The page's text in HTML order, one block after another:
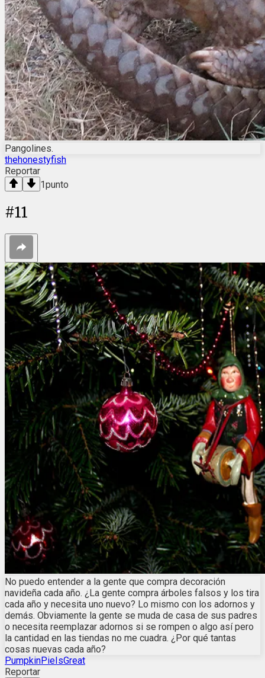
Pangolines.
thehonestyfish
Reportar
1punto
#11
No puedo entender a la gente que compra decoración
navideña cada año. ¿La gente compra árboles falsos y los tira
cada año y necesita uno nuevo? Lo mismo con los adornos y
demás. Obviamente la gente se muda de casa de sus padres
o necesita reemplazar adornos si se rompen o algo así pero
la cantidad en las tiendas no me cuadra. ¿Por qué tantas
cosas nuevas cada año?
PumpkinPieIsGreat
Reportar